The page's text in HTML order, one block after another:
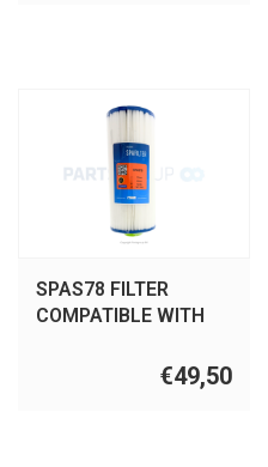
SPAS78 FILTER
COMPATIBLE WITH
502, FC- 0195,
SC719,Marquispas
€49,50